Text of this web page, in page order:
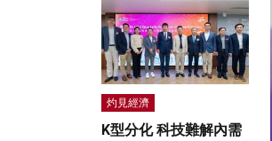
灼見經濟
K型分化 科技難解內需